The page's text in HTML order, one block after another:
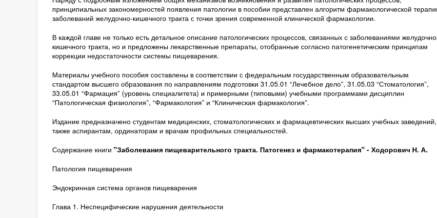
принципиальных закономерностей появления патологии в пособии представлен алгоритм фармакологической
заболеваний желудочно-кишечного тракта с точки зрения современной клинической фармакологии.
В каждой главе не только есть детальное описание патологических процессов, связанных с заболеваниями
кишечного тракта, но и предложены лекарственные препараты, отобранные согласно патогенетическим принципам
коррекции недостаточности системы пищеварения.
Материалы учебного пособия составлены в соответствии с федеральным государственным образовательным
стандартом высшего образования по направлениям подготовки 31.05.01 “Лечебное дело”, 31.05.03 “Стоматология”,
33.05.01 “Фармация” (уровень специалитета) и примерными (типовыми) учебными программами дисциплин
“Патологическая физиология”, “Фармакология” и “Клиническая фармакология”.
Издание предназначено студентам медицинских, стоматологических и фармацевтических высших учебных
также аспирантам, ординаторам и врачам профильных специальностей.
Содержание книги "Заболевания пищеварительного тракта. Патогенез и фармакотерапия" - Ходорович Н. А.
Патология пищеварения
Эндокринная система органов пищеварения
Глава 1. Неспецифические нарушения деятельности